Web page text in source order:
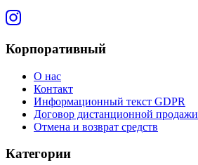
Корпоративный
О нас
Контакт
Информационный текст GDPR
Договор дистанционной продажи
Отмена и возврат средств
Категории